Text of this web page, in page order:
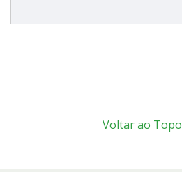
Voltar ao Topo